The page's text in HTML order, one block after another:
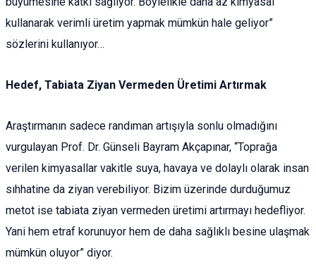
kullanarak verimli üretim yapmak mümkün hale geliyor”
sözlerini kullanıyor…
Hedef, Tabiata Ziyan Vermeden Üretimi Artırmak
Araştırmanın sadece randıman artışıyla sonlu olmadığını
vurgulayan Prof. Dr. Günseli Bayram Akçapınar, “Toprağa
verilen kimyasallar vakitle suya, havaya ve dolaylı olarak insan
sıhhatine da ziyan verebiliyor. Bizim üzerinde durduğumuz
metot ise tabiata ziyan vermeden üretimi artırmayı hedefliyor.
Yani hem etraf korunuyor hem de daha sağlıklı besine ulaşmak
mümkün oluyor” diyor.